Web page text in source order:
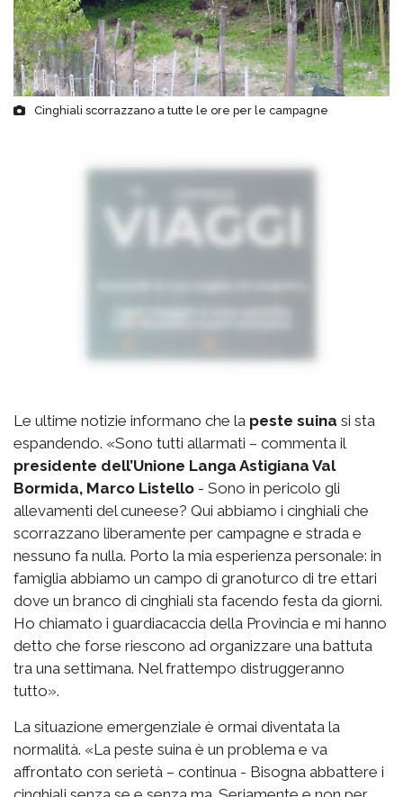
Cinghiali scorrazzano a tutte le ore per le campagne
Le ultime notizie informano che la peste suina si sta
espandendo. «Sono tutti allarmati – commenta il
presidente dell’Unione Langa Astigiana Val
Bormida, Marco Listello - Sono in pericolo gli
allevamenti del cuneese? Qui abbiamo i cinghiali che
scorrazzano liberamente per campagne e strada e
nessuno fa nulla. Porto la mia esperienza personale: in
famiglia abbiamo un campo di granoturco di tre ettari
dove un branco di cinghiali sta facendo festa da giorni.
Ho chiamato i guardiacaccia della Provincia e mi hanno
detto che forse riescono ad organizzare una battuta
tra una settimana. Nel frattempo distruggeranno
tutto».
La situazione emergenziale è ormai diventata la
normalità. «La peste suina è un problema e va
affrontato con serietà – continua - Bisogna abbattere i